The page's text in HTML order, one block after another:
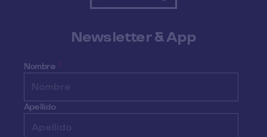
Newsletter & App
Nombre *
Apellido